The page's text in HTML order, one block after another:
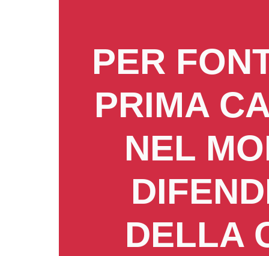
PER
PRIMA
NEL
DELLA